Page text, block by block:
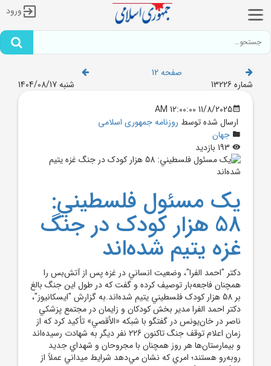
ورود
صفحه 12
شماره 13226
شنبه 1404/08/17
11/8/2025 12:00:00 AM
ارسال شده توسط روزنامه جمهوری اسلامی
جهان
يک مسئول فلسطيني:
58 هزار کودک در جنگ
غزه يتيم شده‌اند
دکتر "احمد الفرا"، وضعيت انساني در غزه پس از آتش‌بس را
همچنان فاجعه‌بار توصيف کرده و گفت که در طول اين جنگ بالغ
بر 58 هزار کودک فلسطيني يتيم شده‌اند.به گزارش "ايسکانيوز"،
دکتر احمد الفرا مدير بخش کودکان و زايمان در مجتمع پزشکي
ناصر در خان‌يونس در گفتگو با شبکه «الأقصي» تأکيد کرد که از
زمان اعلام توقف جنگ تاکنون 226 نفر ديگر به شهادت رسيده‌اند
و بيمارستان‌ها هر روز همچنان با مجروحان و شهداي جديد
روبه‌رو هستند؛ امري که نشان مي‌دهد شرايط ميداني عملاً از